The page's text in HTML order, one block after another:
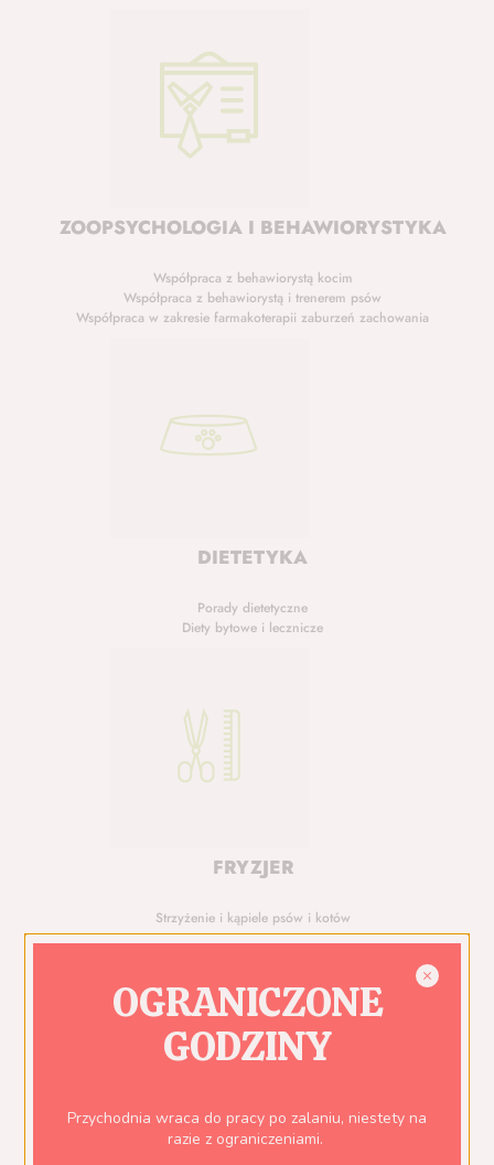
ZOOPSYCHOLOGIA I BEHAWIORYSTYKA
Współpraca z behawiorystą kocim
Współpraca z behawiorystą i trenerem psów
Współpraca w zakresie farmakoterapii zaburzeń zachowania
DIETETYKA
Porady dietetyczne
Diety bytowe i lecznicze
FRYZJER
Strzyżenie i kąpiele psów i kotów
OGRANICZONE
GODZINY
Przychodnia wraca do pracy po zalaniu, niestety na
razie z ograniczeniami.